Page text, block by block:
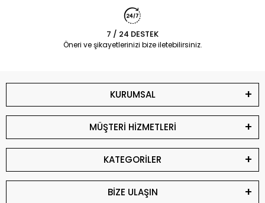
7 / 24 DESTEK
Öneri ve şikayetlerinizi bize iletebilirsiniz.
KURUMSAL
MÜŞTERİ HİZMETLERİ
KATEGORİLER
BİZE ULAŞIN